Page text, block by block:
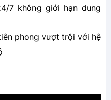
7 không giới hạn dung
phong vượt trội với hệ